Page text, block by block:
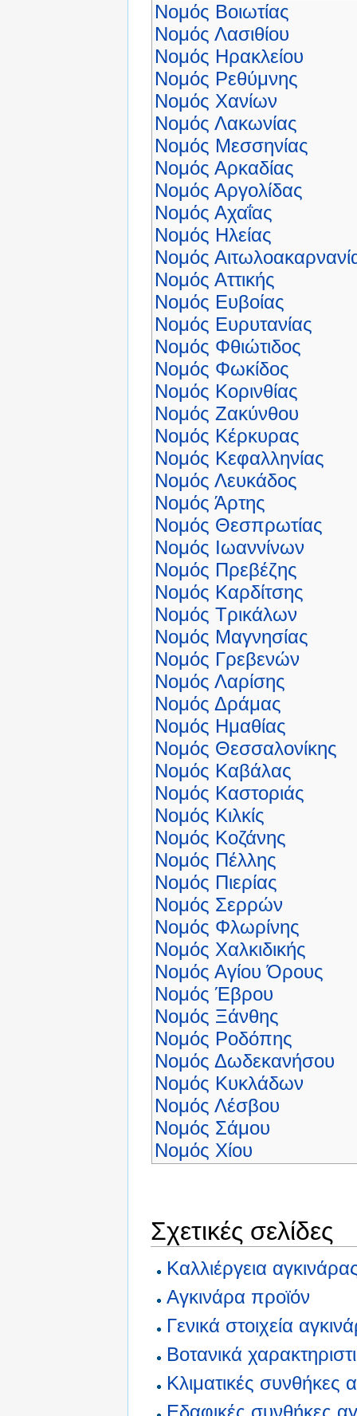
Νομός Βοιωτίας
Νομός Λασιθίου
Νομός Ηρακλείου
Νομός Ρεθύμνης
Νομός Χανίων
Νομός Λακωνίας
Νομός Μεσσηνίας
Νομός Αρκαδίας
Νομός Αργολίδας
Νομός Αχαΐας
Νομός Ηλείας
Νομός
Νομός Αττικής
Νομός Ευβοίας
Νομός Ευρυτανίας
Νομός Φθιώτιδος
Νομός Φωκίδος
Νομός Κορινθίας
Νομός Ζακύνθου
Νομός Κέρκυρας
Νομός Κεφαλληνίας
Νομός Λευκάδος
Νομός Άρτης
Νομός Θεσπρωτίας
Νομός Ιωαννίνων
Νομός Πρεβέζης
Νομός Καρδίτσης
Νομός Τρικάλων
Νομός Μαγνησίας
Νομός Γρεβενών
Νομός Λαρίσης
Νομός Δράμας
Νομός Ημαθίας
Νομός Θεσσαλονίκης
Νομός Καβάλας
Νομός Καστοριάς
Νομός Κιλκίς
Νομός Κοζάνης
Νομός Πέλλης
Νομός Πιερίας
Νομός Σερρών
Νομός Φλωρίνης
Νομός Χαλκιδικής
Νομός Αγίου Όρους
Νομός Έβρου
Νομός Ξάνθης
Νομός Ροδόπης
Νομός Δωδεκανήσου
Νομός Κυκλάδων
Νομός Λέσβου
Νομός Σάμου
Νομός Χίου
Σχετικές σελίδες
Καλλιέργεια
Αγκινάρα προϊόν
Γενικά στοιχεία
Βοτανικά
Κλιματικές συνθήκες
Εδαφικές συνθήκες